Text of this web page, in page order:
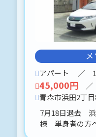
2026-06-17
ホームタウ
緑1丁目14-1
南向き
ライトカラー
大きなベラン
2台目駐車場に
に制限有るた
*:.。.(＊๓´╰╯`
内見可能で
アパート ／
45,000円 ／
青森市浜田2丁
7月18日退去
様 単身者の方